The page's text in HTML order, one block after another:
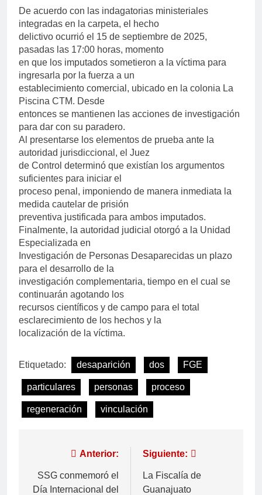
De acuerdo con las indagatorias ministeriales
integradas en la carpeta, el hecho
delictivo ocurrió el 15 de septiembre de 2025,
pasadas las 17:00 horas, momento
en que los imputados sometieron a la víctima para
ingresarla por la fuerza a un
establecimiento comercial, ubicado en la colonia La
Piscina CTM. Desde
entonces se mantienen las acciones de investigación
para dar con su paradero.
Al presentarse los elementos de prueba ante la
autoridad jurisdiccional, el Juez
de Control determinó que existían los argumentos
suficientes para iniciar el
proceso penal, imponiendo de manera inmediata la
medida cautelar de prisión
preventiva justificada para ambos imputados.
Finalmente, la autoridad judicial otorgó a la Unidad
Especializada en
Investigación de Personas Desaparecidas un plazo
para el desarrollo de la
investigación complementaria, tiempo en el cual se
continuarán agotando los
recursos científicos y de campo para el total
esclarecimiento de los hechos y la
localización de la víctima.
Etiquetado: desaparición dos FGE
particulares personas proceso
regeneración vinculación
Anterior:
SSG conmemoró el
Día Internacional del
Siguiente:
La Fiscalía de
Guanajuato